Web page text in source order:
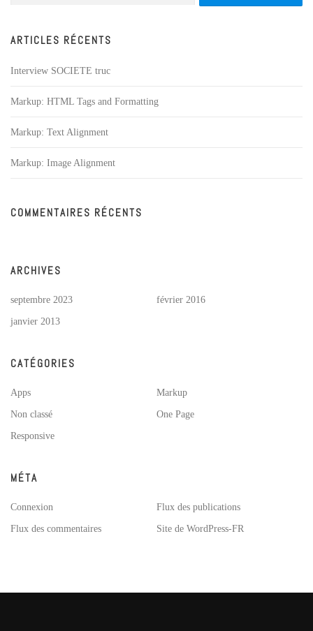
ARTICLES RÉCENTS
Interview SOCIETE truc
Markup: HTML Tags and Formatting
Markup: Text Alignment
Markup: Image Alignment
COMMENTAIRES RÉCENTS
ARCHIVES
septembre 2023 février 2016
janvier 2013
CATÉGORIES
Apps Markup
Non classé One Page
Responsive
MÉTA
Connexion Flux des publications
Flux des commentaires Site de WordPress-FR